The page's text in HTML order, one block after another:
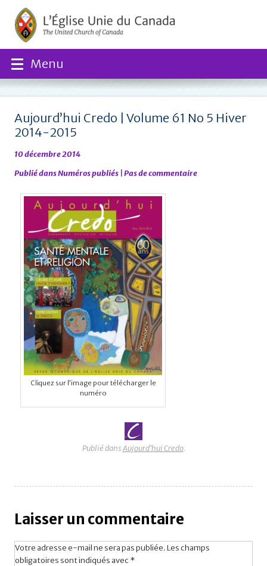
Menu
Aujourd’hui Credo | Volume 61 No 5 Hiver
2014-2015
10 décembre 2014
Publié dansNuméros publiés Pas de commentaire
Cliquez sur l’image pour télécharger le
numéro
Publié dansAujourd'hui Credo.
Laisser un commentaire
Votre adresse e-mail ne sera pas publiée.Les champs
obligatoires sont indiqués avec *